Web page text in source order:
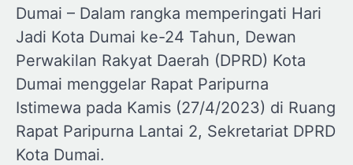
Dumai – Dalam rangka memperingati Hari
Jadi Kota Dumai ke-24 Tahun, Dewan
Perwakilan Rakyat Daerah (DPRD) Kota
Dumai menggelar Rapat Paripurna
Istimewa pada Kamis (27/4/2023) di Ruang
Rapat Paripurna Lantai 2, Sekretariat DPRD
Kota Dumai.